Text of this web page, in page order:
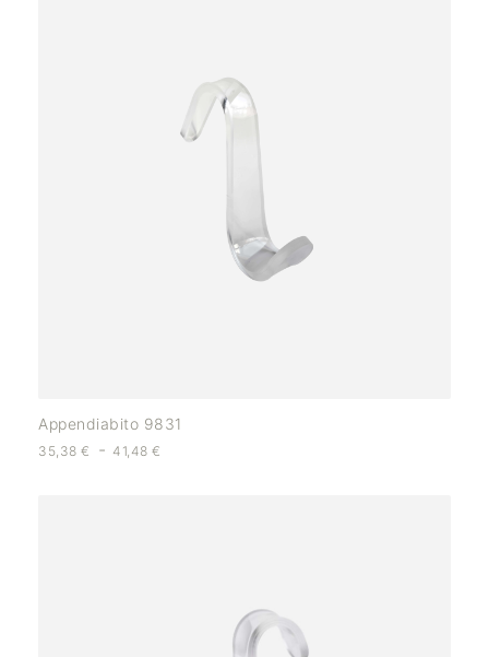
Appendiabito 9831
35,38 € - 41,48€